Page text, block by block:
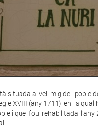
situada al vell mig del poble
XVIII (any 1711) en la qual
i que fou rehabilitada l’any